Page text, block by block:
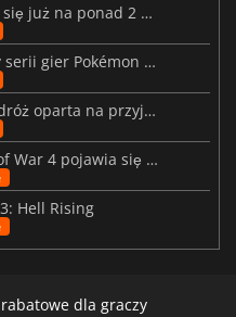
Resident Evil: Veronica znalazł się już na ponad 2 milionach list życzeń
Beast of Reincarnation: twórcy serii gier Pokémon wkraczają na nową ścieżkę
Big Walk już w sprzedaży – podróż oparta na przyjaźni
W Warhammer 40,000: Dawn of War 4 pojawia się frakcja Nekronów
Hell Rising
dla graczy